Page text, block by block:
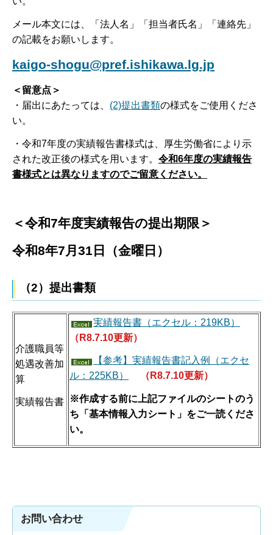
メール本文には、「法人名」「担当者氏名」「連絡先」
の記載をお願いします。
kaigo-shogu@pref.ishikawa.lg.jp
＜留意点＞
・届出にあたっては、 (2)提出書類の様式をご使用くださ
い。
・令和7年度の実績報告書様式は、厚生労働省により示
された改正後の様式を用います。 令和6年度の実績報告
書様式とは異なりますのでご留意ください。
＜令和7年度実績報告の提出期限＞
令和8年7月31日（金曜日）
（2）提出書類
介護職員等
処遇改善加
算
実績報告書
実績報告書（エクセル：219KB）
（R8.7.10更新）
【参考】実績報告書記入例（エクセ
ル：225KB）
（R8.7.10更新）
※作成する前に上記ファイルのシートのう
ち「基本情報入力シート」をご一読くださ
い。
お問い合わせ